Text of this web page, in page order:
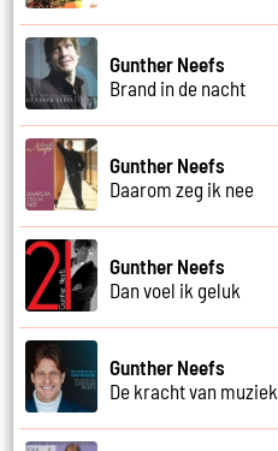
Gunther Neefs
Brand in de nacht
Gunther Neefs
Daarom zeg ik nee
Gunther Neefs
Dan voel ik geluk
Gunther Neefs
De kracht van muziek